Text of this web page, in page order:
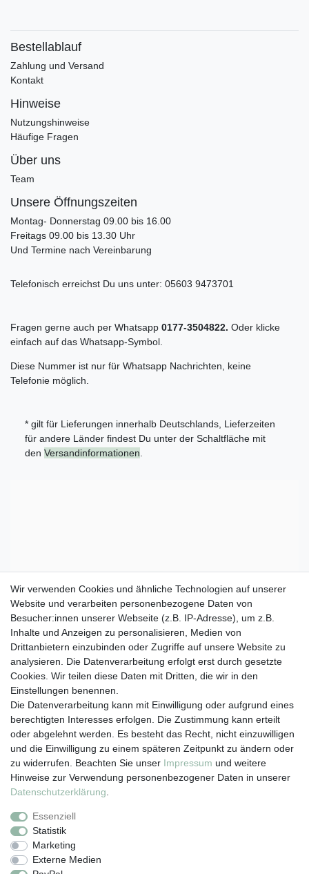
Bestellablauf
Zahlung und Versand
Kontakt
Hinweise
Nutzungshinweise
Häufige Fragen
Über uns
Team
Unsere Öffnungszeiten
Montag- Donnerstag 09.00 bis 16.00
Freitags 09.00 bis 13.30 Uhr
Und Termine nach Vereinbarung
Telefonisch erreichst Du uns unter: 05603 9473701
Fragen gerne auch per Whatsapp 0177-3504822. Oder klicke
einfach auf das Whatsapp-Symbol.
Diese Nummer ist nur für Whatsapp Nachrichten, keine
Telefonie möglich.
* gilt für Lieferungen innerhalb Deutschlands, Lieferzeiten
für andere Länder findest Du unter der Schaltfläche mit
den Versandinformationen
Vertrag widerrufen
Impressum
Wir verwenden Cookies und ähnliche Technologien auf unserer
Website und verarbeiten personenbezogene Daten von
Besucher:innen unserer Webseite (z.B. IP-Adresse), um z.B.
Inhalte und Anzeigen zu personalisieren, Medien von
Drittanbietern einzubinden oder Zugriffe auf unsere Website zu
analysieren. Die Datenverarbeitung erfolgt erst durch gesetzte
Cookies. Wir teilen diese Daten mit Dritten, die wir in den
Einstellungen benennen.
Die Datenverarbeitung kann mit Einwilligung oder aufgrund eines
berechtigten Interesses erfolgen. Die Zustimmung kann erteilt
oder abgelehnt werden. Es besteht das Recht, nicht einzuwilligen
und die Einwilligung zu einem späteren Zeitpunkt zu ändern oder
zu widerrufen. Beachten Sie unser Impressum und weitere
Hinweise zur Verwendung personenbezogener Daten in unserer
Daten­schutz­erklärung
Essenziell
Statistik
Marketing
Externe Medien